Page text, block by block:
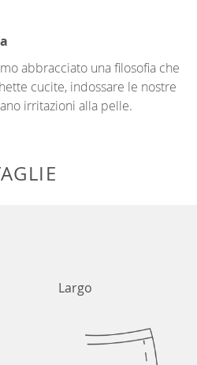
abbracciato una filosofia che
cucite, indossare le nostre
irritazioni alla pelle.
Largo